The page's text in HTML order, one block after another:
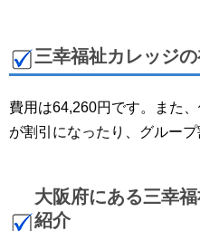
三幸福祉カレッジ
費用は64,260円です。また
が割引になったり、グループ
大阪府にある三幸
紹介